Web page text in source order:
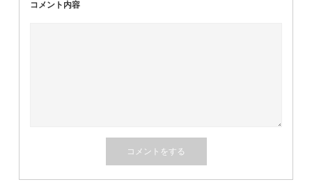
コメント内容